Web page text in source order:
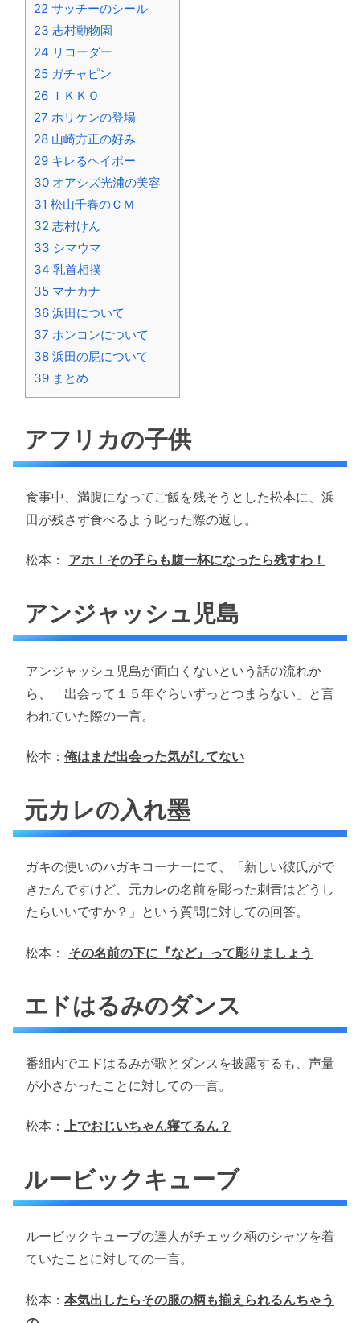
22 サッチーのシール
23 志村動物園
24 リコーダー
25 ガチャピン
26 ＩＫＫＯ
27 ホリケンの登場
28 山崎方正の好み
29 キレるヘイポー
30 オアシズ光浦の美容
31 松山千春のＣＭ
32 志村けん
33 シマウマ
34 乳首相撲
35 マナカナ
36 浜田について
37 ホンコンについて
38 浜田の屁について
39 まとめ
アフリカの子供
食事中、満腹になってご飯を残そうとした松本に、浜
田が残さず食べるよう叱った際の返し。
松本： アホ！その子らも腹一杯になったら残すわ！
アンジャッシュ児島
アンジャッシュ児島が面白くないという話の流れか
ら、「出会って１５年ぐらいずっとつまらない」と言
われていた際の一言。
松本： 俺はまだ出会った気がしてない
元カレの入れ墨
ガキの使いのハガキコーナーにて、「新しい彼氏がで
きたんですけど、元カレの名前を彫った刺青はどうし
たらいいですか？」という質問に対しての回答。
松本： その名前の下に『など』って彫りましょう
エドはるみのダンス
番組内でエドはるみが歌とダンスを披露するも、声量
が小さかったことに対しての一言。
松本： 上でおじいちゃん寝てるん？
ルービックキューブ
ルービックキューブの達人がチェック柄のシャツを着
ていたことに対しての一言。
松本： 本気出したらその服の柄も揃えられるんちゃう